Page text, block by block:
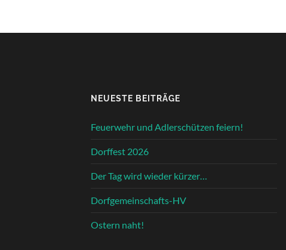
NEUESTE BEITRÄGE
Feuerwehr und Adlerschützen feiern!
Dorffest 2026
Der Tag wird wieder kürzer…
Dorfgemeinschafts-HV
Ostern naht!